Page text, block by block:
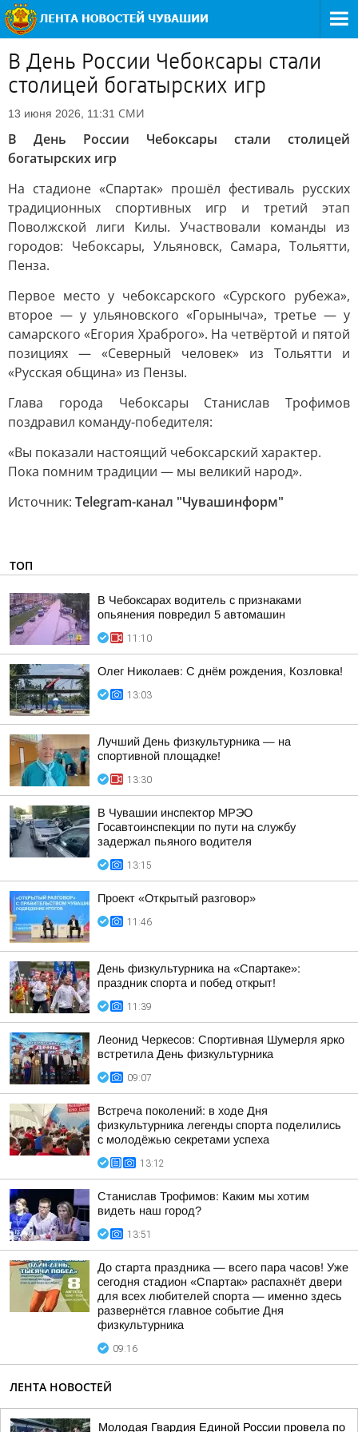
В День России Чебоксары стали
столицей богатырских игр
13 июня 2026, 11:31 СМИ
В День России Чебоксары стали столицей
богатырских игр
На стадионе «Спартак» прошёл фестиваль русских
традиционных спортивных игр и третий этап
Поволжской лиги Килы. Участвовали команды из
городов: Чебоксары, Ульяновск, Самара, Тольятти,
Пенза.
Первое место у чебоксарского «Сурского рубежа»,
второе — у ульяновского «Горыныча», третье — у
самарского «Егория Храброго». На четвёртой и пятой
позициях — «Северный человек» из Тольятти и
«Русская община» из Пензы.
Глава города Чебоксары Станислав Трофимов
поздравил команду-победителя:
«Вы показали настоящий чебоксарский характер.
Пока помним традиции — мы великий народ».
Источник: Telegram-канал "Чувашинформ"
ТОП
В Чебоксарах водитель с признаками
опьянения повредил 5 автомашин
11:10
Олег Николаев: С днём рождения, Козловка!
13:03
Лучший День физкультурника — на
спортивной площадке!
13:30
В Чувашии инспектор МРЭО
Госавтоинспекции по пути на службу
задержал пьяного водителя
13:15
Проект «Открытый разговор»
11:46
День физкультурника на «Спартаке»:
праздник спорта и побед открыт!
11:39
Леонид Черкесов: Спортивная Шумерля ярко
встретила День физкультурника
09:07
Встреча поколений: в ходе Дня
физкультурника легенды спорта поделились
с молодёжью секретами успеха
13:12
Станислав Трофимов: Каким мы хотим
видеть наш город?
13:51
До старта праздника — всего пара часов! Уже
сегодня стадион «Спартак» распахнёт двери
для всех любителей спорта — именно здесь
развернётся главное событие Дня
физкультурника
09:16
ЛЕНТА НОВОСТЕЙ
Молодая Гвардия Единой России провела по